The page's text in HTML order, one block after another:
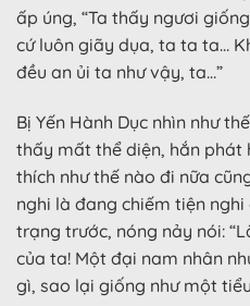
ấp úng, “Ta thấy ngươi
cứ luôn giãy dụa, ta ta ta…
đều an ủi ta như vậy, ta…”
Bị Yến Hành Dục nhìn như
thấy mất thể diện, hắn phát
thích như thế nào đi nữa
nghi là đang chiếm tiện
trạng trước, nóng nảy nói:
của ta! Một đại nam nhân
gì, sao lại giống như một